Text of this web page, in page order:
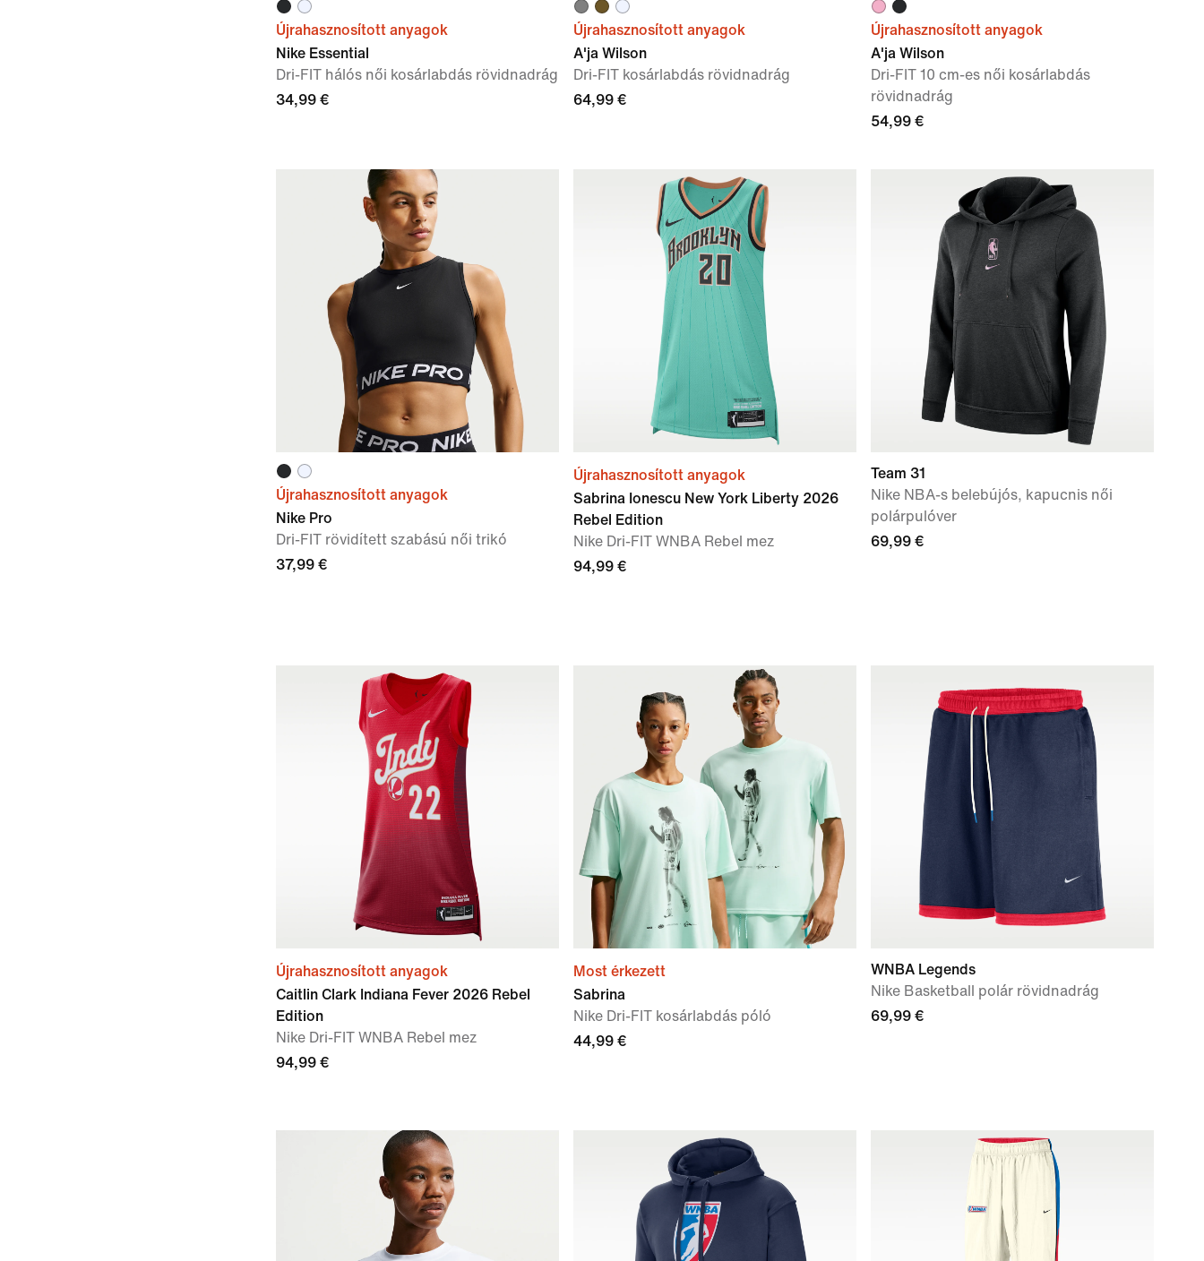
Újrahasznosított anyagok
Nike Essential
Dri-FIT hálós női kosárlabdás rövidnadrág
34,99 €
Újrahasznosított anyagok
A'ja Wilson
Dri-FIT kosárlabdás rövidnadrág
64,99 €
Újrahasznosított anyagok
A'ja Wilson
Dri-FIT 10 cm-es női kosárlabdás
rövidnadrág
54,99 €
Újrahasznosított anyagok
Nike Pro
Dri-FIT rövidített szabású női trikó
37,99 €
Újrahasznosított anyagok
Sabrina Ionescu New York Liberty 2026
Rebel Edition
Nike Dri-FIT WNBA Rebel mez
94,99 €
Team 31
Nike NBA-s belebújós, kapucnis női
polárpulóver
69,99 €
Újrahasznosított anyagok
Caitlin Clark Indiana Fever 2026 Rebel
Edition
Nike Dri-FIT WNBA Rebel mez
94,99 €
Most érkezett
Sabrina
Nike Dri-FIT kosárlabdás póló
44,99 €
WNBA Legends
Nike Basketball polár rövidnadrág
69,99 €